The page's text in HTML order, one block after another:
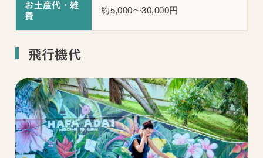
お土産代・雑
費
約5,000～30,000円
飛行機代